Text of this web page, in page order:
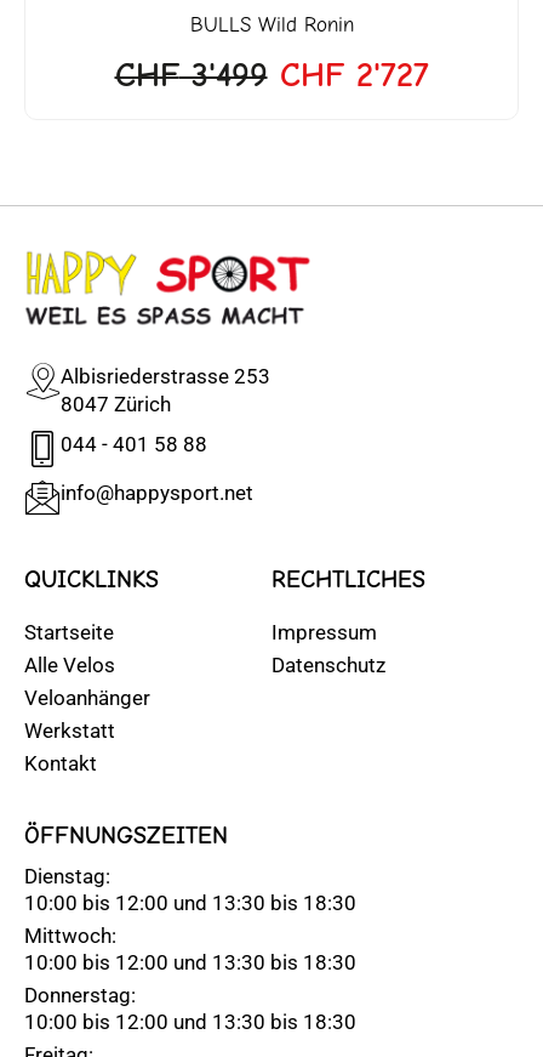
BULLSWild Ronin
CHF3'499 CHF2'727
Albisriederstrasse 253
8047 Zürich
044 - 401 58 88
info@happysport.net
QUICKLINKS
Startseite
Alle Velos
Veloanhänger
Werkstatt
Kontakt
RECHTLICHES
Impressum
Datenschutz
ÖFFNUNGSZEITEN
Dienstag:
10:00 bis 12:00 und 13:30 bis 18:30
Mittwoch:
10:00 bis 12:00 und 13:30 bis 18:30
Donnerstag:
10:00 bis 12:00 und 13:30 bis 18:30